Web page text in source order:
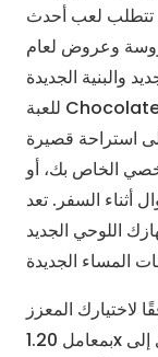
تتطلب لعب أحدث
وعروض لعام
والبنية الجديدة
للعبة Chocolate Dream slot المجانية هي أنها توفر أي
استراحة قصيرة
الخاص بك، أو
أثناء السفر. تعد
اللوحي الجديد
المعزز
بمعامل 1.20x فقط والذي يحمل خطرًا مضاعفًا يؤدي إلى